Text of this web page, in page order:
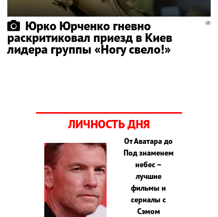
Юрко Юрченко гневно
раскритиковал приезд в Киев
лидера группы «Ногу свело!»
ЛИЧНОСТЬ ДНЯ
От Аватара до
Под знаменем
небес –
лучшие
фильмы и
сериалы с
Сэмом